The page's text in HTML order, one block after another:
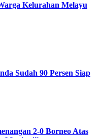
Kelurahan Melayu
Sudah 90 Persen Siap
2-0 Borneo Atas